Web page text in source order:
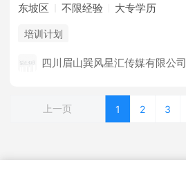
东坡区 不限经验 大专学历
培训计划
四川眉山巽风星汇传媒有限公司
上一页 1 2 3